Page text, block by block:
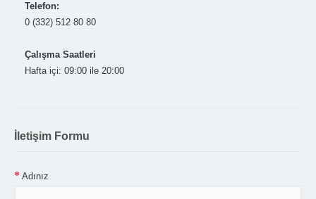
Telefon:
0 (332) 512 80 80
Çalışma Saatleri
Hafta içi: 09:00 ile 20:00
İletişim Formu
Adınız